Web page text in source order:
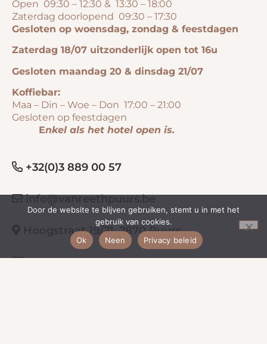
Open 09:30 – 12:30 & 13:30 – 18:00
Zaterdag doorlopend 09:30 – 17:30
Gesloten op woensdag, zondag & feestdagen
Zaterdag 18/07 uitzonderlijk open tot 16u
Gesloten maandag 20 & dinsdag 21/07
Koffiebar:
Maa – Din – Woe – Don 17:00 – 21:00
Gesloten op feestdagen
Enkel als het hotel open is.
+32(0)3 889 00 57
info@vanreethpuurs.be
Hoogstraat 19/21, 2870 Puurs
BE 0434.501.008
Door de website te blijven gebruiken, stemt u in met het
gebruik van cookies.
Ok
Neen Privacy beleid